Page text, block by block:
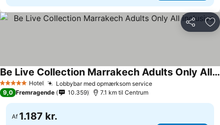
Del
5 Stjerner Hotel Lobbybar med opmærksom service
Be Live Collection Marrakech Adults Only All inclusive
9,0 Fremragende 10.359 7.1 km til Centrum
Af 1.187 kr.